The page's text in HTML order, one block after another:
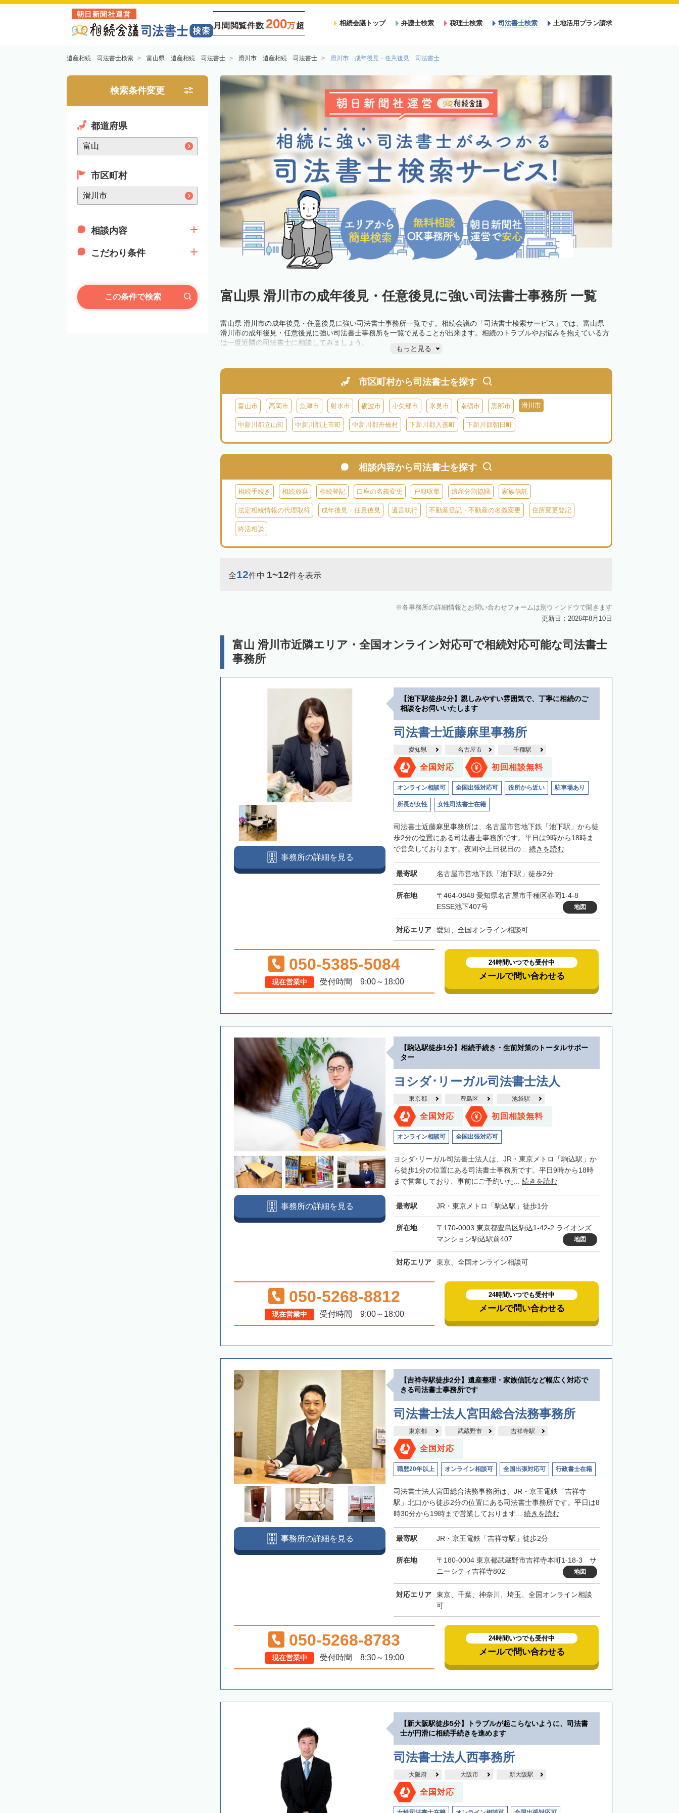
朝日新聞社運営
月間閲覧件数 200万超 相続会議トップ 弁護士検索 税理士検索 司法書士検索 土地活用プラン請求
遺産相続 司法書士検索 富山県 遺産相続 司法書士 滑川市 遺産相続 司法書士 滑川市 成年後見・任意後見 司法書士
検索条件変更
都道府県
市区町村
相談内容
こだわり条件
この条件で検索 富山県 滑川市の成年後見・任意後見に強い司法書士事務所 一覧
富山県 滑川市の成年後見・任意後見に強い司法書士事務所一覧です。相続会議の「司法書士検索サービス」では、富山県
滑川市の成年後見・任意後見に強い司法書士事務所を一覧で見ることが出来ます。相続のトラブルやお悩みを抱えている方
は一度近隣の司法書士に相談してみましょう。
もっと見る
市区町村から司法書士を探す
富山市 高岡市 魚津市 射水市 砺波市 小矢部市 氷見市 南砺市 黒部市 滑川市
中新川郡立山町 中新川郡上市町 中新川郡舟橋村 下新川郡入善町 下新川郡朝日町
相談内容から司法書士を探す
相続手続き 相続放棄 相続登記 口座の名義変更 戸籍収集 遺産分割協議 家族信託
法定相続情報の代理取得 成年後見・任意後見 遺言執行 不動産登記・不動産の名義変更 住所変更登記
終活相談
全12件中 1~12件を表示
各事務所の詳細情報とお問い合わせフォームは別ウィンドウで開きます
更新日：2026年8月10日
富山 滑川市近隣エリア・全国オンライン対応可で相続対応可能な司法書士
事務所
【池下駅徒歩2分】親しみやすい雰囲気で、丁寧に相続のご
相談をお伺いいたします
司法書士近藤麻里事務所
愛知県 名古屋市 千種駅
全国対応 初回相談無料
オンライン相談可 全国出張対応可 役所から近い 駐車場あり
所長が女性 女性司法書士在籍
司法書士近藤麻里事務所は、名古屋市営地下鉄「池下駅」から徒
歩2分の位置にある司法書士事務所です。平日は9時から18時ま
で営業しております。夜間や土日祝日の... 続きを読む
最寄駅 名古屋市営地下鉄「池下駅」徒歩2分
所在地
〒464-0848 愛知県名古屋市千種区春岡1-4-8
ESSE池下407号
地図
対応エリア 愛知、全国オンライン相談可
事務所の詳細を見る
050-5385-5084
現在営業中 受付時間 9:00～18:00
24時間いつでも受付中
メールで問い合わせる
【駒込駅徒歩1分】相続手続き・生前対策のトータルサポー
ター
ヨシダ･リーガル司法書士法人
東京都 豊島区 池袋駅
全国対応 初回相談無料
オンライン相談可 全国出張対応可
ヨシダ･リーガル司法書士法人は、JR・東京メトロ「駒込駅」か
ら徒歩1分の位置にある司法書士事務所です。平日9時から18時
まで営業しており、事前にご予約いた... 続きを読む
最寄駅 JR・東京メトロ「駒込駅」徒歩1分
所在地
〒170-0003 東京都豊島区駒込1-42-2 ライオンズ
マンション駒込駅前407
地図
対応エリア 東京、全国オンライン相談可
事務所の詳細を見る
050-5268-8812
現在営業中 受付時間 9:00～18:00
24時間いつでも受付中
メールで問い合わせる
【吉祥寺駅徒歩2分】遺産整理・家族信託など幅広く対応で
きる司法書士事務所です
司法書士法人宮田総合法務事務所
東京都 武蔵野市 吉祥寺駅
全国対応
職歴20年以上 オンライン相談可 全国出張対応可 行政書士在籍
司法書士法人宮田総合法務事務所は、JR・京王電鉄「吉祥寺
駅」北口から徒歩2分の位置にある司法書士事務所です。平日は8
時30分から19時まで営業しております... 続きを読む
最寄駅 JR・京王電鉄「吉祥寺駅」徒歩2分
所在地
〒180-0004 東京都武蔵野市吉祥寺本町1-18-3 サ
ニーシティ吉祥寺802
地図
対応エリア
東京、千葉、神奈川、埼玉、全国オンライン相談
可
事務所の詳細を見る
050-5268-8783
現在営業中 受付時間 8:30～19:00
24時間いつでも受付中
メールで問い合わせる
【新大阪駅徒歩5分】トラブルが起こらないように、司法書
士が円滑に相続手続きを進めます
司法書士法人西事務所
大阪府 大阪市 新大阪駅
全国対応